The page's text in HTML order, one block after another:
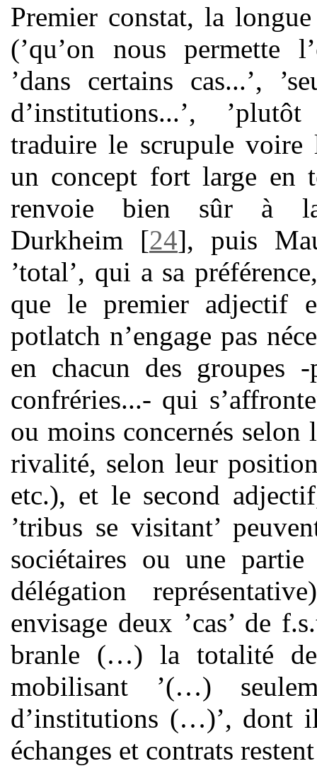
Premier constat, la
(’qu’on nous permette
’dans certains cas...’,
d’institutions...’,
traduire le scrupule voire
un concept fort large en
renvoie bien sûr à la
Durkheim [24], puis
’total’, qui a sa
que le premier adjectif
potlatch n’engage pas
en chacun des groupes
confréries...- qui
ou moins concernés selon
rivalité, selon leur
etc.), et le second
’tribus se visitant’
sociétaires ou une partie
délégation représentative)
envisage deux ’cas’ de
branle (…) la totalité
mobilisant ’(…)
d’institutions (…)’, dont
échanges et contrats